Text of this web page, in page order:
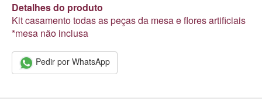
Detalhes do produto
Kit casamento todas as peças da mesa e flores artificiais
*mesa não inclusa
Pedir por WhatsApp